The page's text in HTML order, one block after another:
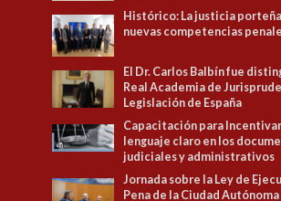
Histórico: La justicia
nuevas competencias
El Dr. Carlos Balbín fue
Real Academia de
Legislación de España
Capacitación para Incentivar
lenguaje claro en los
judiciales y administrativos
Jornada sobre la Ley de
Pena de la Ciudad